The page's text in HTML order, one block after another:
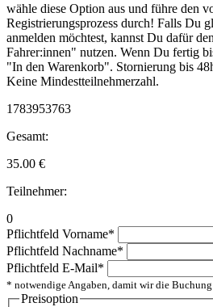
wähle diese Option aus und führe den
Registrierungsprozess durch! Falls Du
anmelden möchtest, kannst Du dafür
Fahrer:innen" nutzen. Wenn Du fertig
"In den Warenkorb". Stornierung bis
Keine Mindestteilnehmerzahl.
1783953763
Gesamt:
35.00 €
Teilnehmer:
0
Pflichtfeld Vorname*
Pflichtfeld Nachname*
Pflichtfeld E-Mail*
* notwendige Angaben, damit wir die
Preisoption